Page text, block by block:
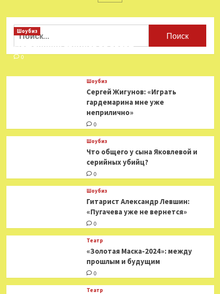
до
сих
Найти:
Шоубиз
Мошенники взялись за звезд
0
Шоубиз
Сергей Жигунов: «Играть
гардемарина мне уже
неприлично»
0
Шоубиз
Что общего у сына Яковлевой и
серийных убийц?
0
Шоубиз
Гитарист Александр Левшин:
«Пугачева уже не вернется»
0
Театр
«Золотая Маска-2024»: между
прошлым и будущим
0
Театр